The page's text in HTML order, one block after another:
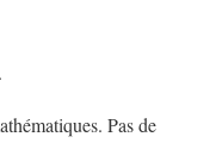
Pas de